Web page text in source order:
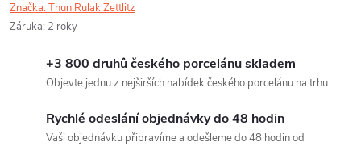
Značka:Thun Rulak Zettlitz
Záruka: 2 roky
+3 800 druhů českého porcelánu skladem
Objevte jednu z nejširších nabídek českého porcelánu na trhu.
Rychlé odeslání objednávky do 48 hodin
Vaši objednávku připravíme a odešleme do 48 hodin od